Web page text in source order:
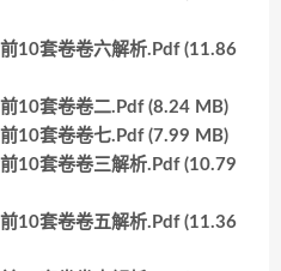
10套卷卷六解析.Pdf (11.86
10套卷卷二.Pdf (8.24 MB)
10套卷卷七.Pdf (7.99 MB)
10套卷卷三解析.Pdf (10.79
10套卷卷五解析.Pdf (11.36